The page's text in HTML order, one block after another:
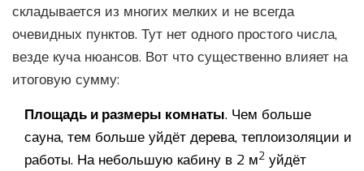
складывается из многих мелких и не всегда
очевидных пунктов. Тут нет одного простого числа,
везде куча нюансов. Вот что существенно влияет на
итоговую сумму:
Площадь и размеры комнаты. Чем больше
сауна, тем больше уйдёт дерева, теплоизоляции и
работы. На небольшую кабину в 2 м2 уйдёт